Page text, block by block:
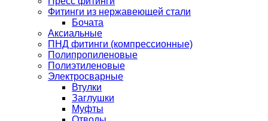
Фитинги из нержавеющей стали
Бочата
Аксиальные
ПНД фитинги (компрессионные)
Полипропиленовые
Полиэтиленовые
Электросварные
Втулки
Заглушки
Муфты